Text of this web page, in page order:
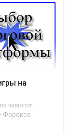
зависит
Форексе.